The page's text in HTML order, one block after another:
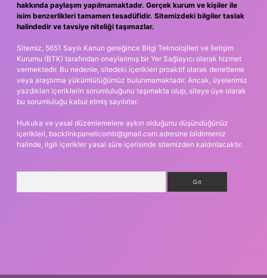
hakkında paylaşım yapılmamaktadır. Gerçek kurum ve kişiler ile
isim benzerlikleri tamamen tesadüfidir. Sitemizdeki bilgiler taslak
halindedir ve tavsiye niteliği taşımazlar.
Sitemiz, 5651 Sayılı Kanun gereğince Bilgi Teknolojileri ve İletişim
Kurumu (BTK) tarafından onaylanmış bir Yer Sağlayıcı olarak hizmet
vermektedir. Bu nedenle, sitedeki içerikleri proaktif olarak denetleme
veya araştırma yükümlülüğümüz bulunmamaktadır. Ancak, üyelerimiz
yazdıkları içeriklerin sorumluluğunu taşımakta olup, siteye üye olarak
bu sorumluluğu kabul etmiş sayılırlar.
Hukuka ve yasal düzenlemelere aykırı olduğunu düşündüğünüz
içerikleri, backlinkpanelicomtr@gmail.com adresine bildirmeniz
halinde, ilgili içerikler yasal süre içerisinde sitemizden kaldırılacaktır.